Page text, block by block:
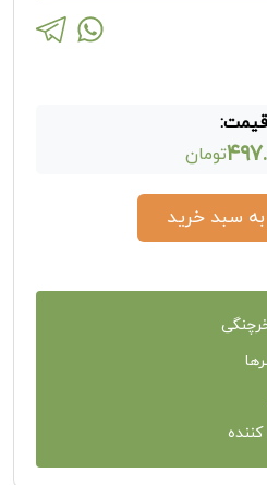
قیمت:
تومان
به سبد خرید